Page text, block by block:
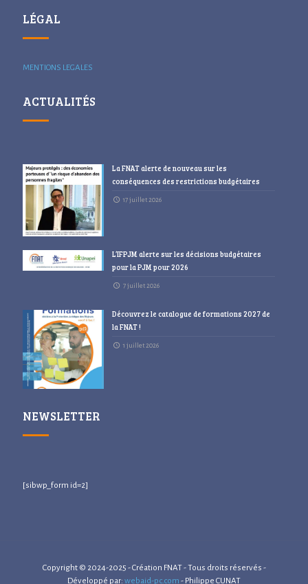
LÉGAL
MENTIONS LEGALES
ACTUALITÉS
La FNAT alerte de nouveau sur les
conséquences des restrictions budgétaires
17 juillet 2026
L’IFPJM alerte sur les décisions budgétaires
pour la PJM pour 2026
7 juillet 2026
Découvrez le catalogue de formations 2027 de
la FNAT !
1 juillet 2026
NEWSLETTER
[sibwp_form id=2]
Copyright © 2024-2025 - Création FNAT - Tous droits réservés -
Développé par: webaid-pc.com - Philippe CUNAT